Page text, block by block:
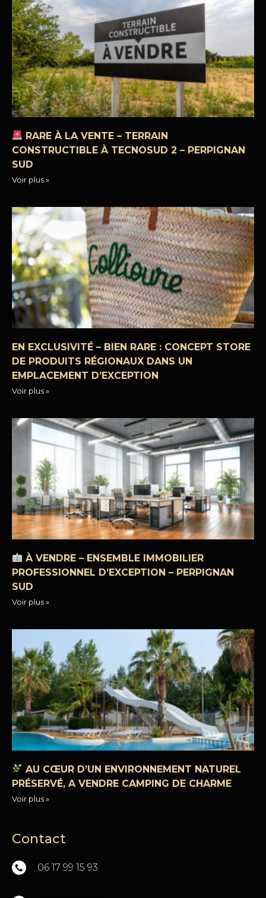
RARE À LA VENTE – TERRAIN
CONSTRUCTIBLE À TECNOSUD 2 – PERPIGNAN
SUD
Voir plus »
EN EXCLUSIVITÉ – BIEN RARE : CONCEPT STORE
DE PRODUITS RÉGIONAUX DANS UN
EMPLACEMENT D’EXCEPTION
Voir plus »
À VENDRE – ENSEMBLE IMMOBILIER
PROFESSIONNEL D’EXCEPTION – PERPIGNAN
SUD
Voir plus »
AU CŒUR D’UN ENVIRONNEMENT NATUREL
PRÉSERVÉ, A VENDRE CAMPING DE CHARME
Voir plus »
Contact
06 17 99 15 93